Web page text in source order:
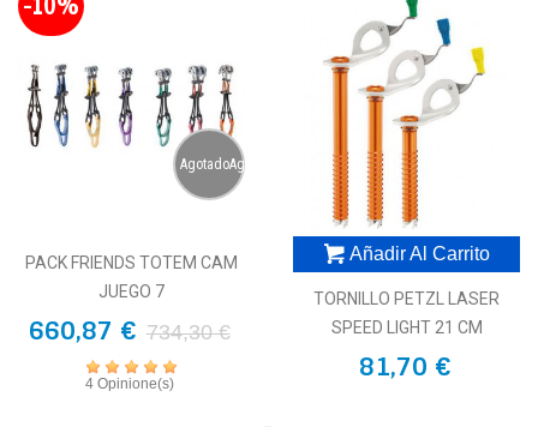
AgotadoAgotado
PACK FRIENDS TOTEM CAM
JUEGO 7
660,87 € 734,30 €
4 Opinione(s)
Añadir Al Carrito
TORNILLO PETZL LASER
SPEED LIGHT 21 CM
81,70 €